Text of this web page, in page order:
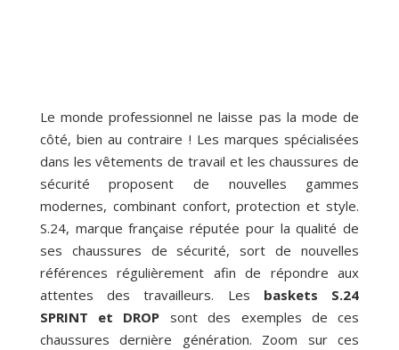
Le monde professionnel ne laisse pas la mode de
côté, bien au contraire ! Les marques spécialisées
dans les vêtements de travail et les chaussures de
sécurité proposent de nouvelles gammes
modernes, combinant confort, protection et style.
S.24, marque française réputée pour la qualité de
ses chaussures de sécurité, sort de nouvelles
références régulièrement afin de répondre aux
attentes des travailleurs. Les baskets S.24
SPRINT et DROP sont des exemples de ces
chaussures dernière génération. Zoom sur ces